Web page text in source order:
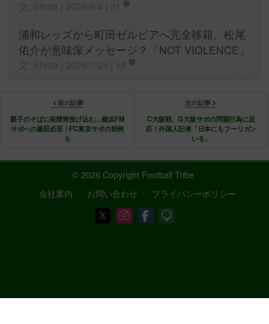
浦和レッズから町田ゼルビアへ完全移籍。松尾
佑介が意味深メッセージ？「NOT VIOLENCE」
前の記事
親子のそばに発煙筒投げ込む…横浜FM
サポへの厳罰必至！FC東京サポの前例
も
次の記事
C大阪戦、G大阪サポの問題行為に反
応！外国人記者「日本にもフーリガン
いる」
© 2026 Copyright Football Tribe
会社案内
お問い合わせ プライバシーポリシー